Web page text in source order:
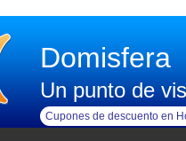
Domisfera
Un punto de
Cupones de descuento en